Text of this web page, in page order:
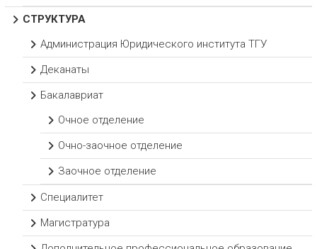
СТРУКТУРА
Администрация Юридического института ТГУ
Деканаты
Бакалавриат
Очное отделение
Очно-заочное отделение
Заочное отделение
Специалитет
Магистратура